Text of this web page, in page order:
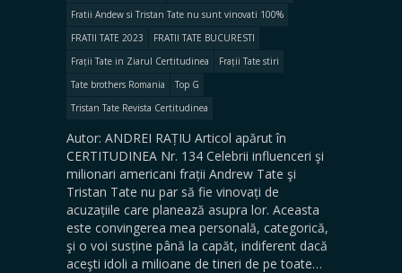
Fratii Andew si Tristan Tate nu sunt vinovati 100%
FRATII TATE 2023
FRATII TATE BUCURESTI
Frații Tate in Ziarul Certitudinea
Frații Tate stiri
Tate brothers Romania
Top G
Tristan Tate Revista Certitudinea
Autor: ANDREI RAȚIU Articol apărut în
CERTITUDINEA Nr. 134 Celebrii influenceri şi
milionari americani frații Andrew Tate şi
Tristan Tate nu par să fie vinovați de
acuzațiile care planează asupra lor. Aceasta
este convingerea mea personală, categorică,
şi o voi susține până la capăt, indiferent dacă
aceşti idoli a milioane de tineri de pe toate…